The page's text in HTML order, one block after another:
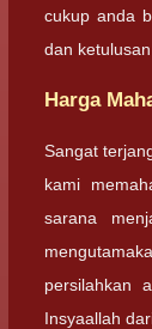
cukup anda
dan
Harga
Sangat
kami
sarana
persilahkan
Insyaallah